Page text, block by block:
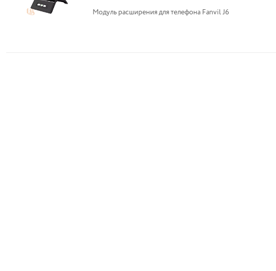
Модуль расширения для телефона Fanvil J6